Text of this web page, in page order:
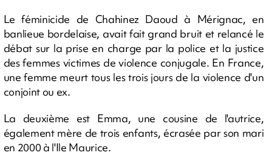
Le féminicide de Chahinez Daoud à Mérignac, en
banlieue bordelaise, avait fait grand bruit et relancé le
débat sur la prise en charge par la police et la justice
des femmes victimes de violence conjugale. En France,
une femme meurt tous les trois jours de la violence d'un
conjoint ou ex.
La deuxième est Emma, une cousine de l'autrice,
également mère de trois enfants, écrasée par son mari
en 2000 à l'Ile Maurice.